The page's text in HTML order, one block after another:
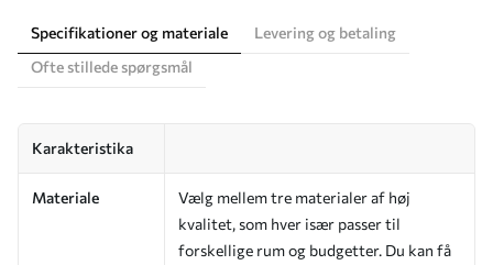
Specifikationer og materiale
Levering og betaling
Ofte stillede spørgsmål
Karakteristika
Materiale
Vælg mellem tre materialer af høj
kvalitet, som hver især passer til
forskellige rum og budgetter. Du kan få